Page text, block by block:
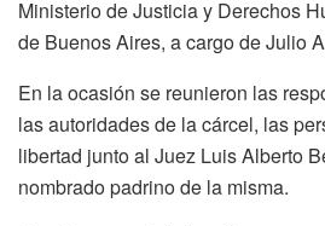
Ministerio de Justicia y Derechos
de Buenos Aires, a cargo de Julio
En la ocasión se reunieron las
las autoridades de la cárcel, las
libertad junto al Juez Luis Alberto
nombrado padrino de la misma.